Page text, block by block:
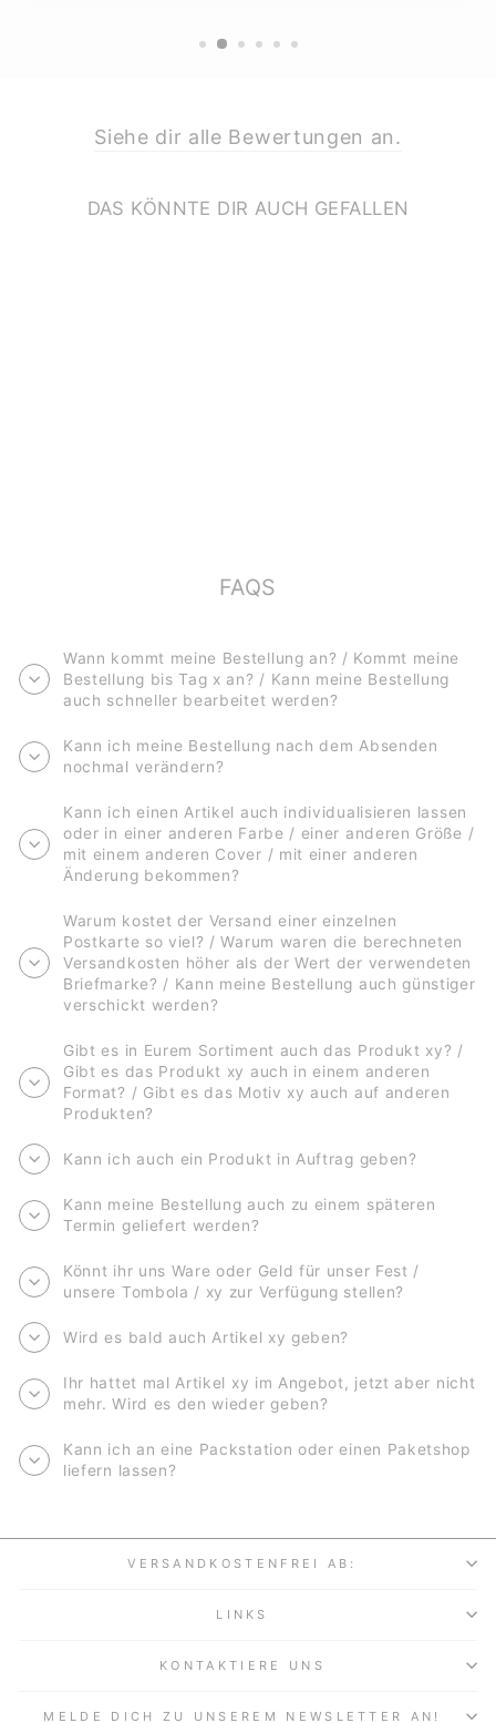
Siehe dir alle Bewertungen an.
DAS KÖNNTE DIR AUCH GEFALLEN
FAQS
Wann kommt meine Bestellung an? / Kommt meine
Bestellung bis Tag x an? / Kann meine Bestellung
auch schneller bearbeitet werden?
Kann ich meine Bestellung nach dem Absenden
nochmal verändern?
Kann ich einen Artikel auch individualisieren lassen
oder in einer anderen Farbe / einer anderen Größe /
mit einem anderen Cover / mit einer anderen
Änderung bekommen?
Warum kostet der Versand einer einzelnen
Postkarte so viel? / Warum waren die berechneten
Versandkosten höher als der Wert der verwendeten
Briefmarke? / Kann meine Bestellung auch günstiger
verschickt werden?
Gibt es in Eurem Sortiment auch das Produkt xy? /
Gibt es das Produkt xy auch in einem anderen
Format? / Gibt es das Motiv xy auch auf anderen
Produkten?
Kann ich auch ein Produkt in Auftrag geben?
Kann meine Bestellung auch zu einem späteren
Termin geliefert werden?
Könnt ihr uns Ware oder Geld für unser Fest /
unsere Tombola / xy zur Verfügung stellen?
Wird es bald auch Artikel xy geben?
Ihr hattet mal Artikel xy im Angebot, jetzt aber nicht
mehr. Wird es den wieder geben?
Kann ich an eine Packstation oder einen Paketshop
liefern lassen?
VERSANDKOSTENFREI AB:
LINKS
KONTAKTIERE UNS
MELDE DICH ZU UNSEREM NEWSLETTER AN!